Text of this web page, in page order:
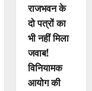
राजभवन के
दो पत्रों का
भी नहीं मिला
जवाब!
विनियामक
आयोग की